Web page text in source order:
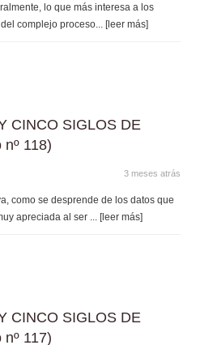
lo que más interesa a los
complejo proceso ... [leer más]
CINCO SIGLOS DE
118)
3 meses atrás
como se desprende de los datos que
apreciada al ser
... [leer más]
CINCO SIGLOS DE
117)